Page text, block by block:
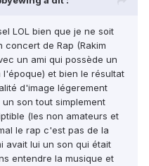
LOL bien que je ne soit
de Rap (Rakim
un ami qui possède un
l'époque) et bien le résultat
d'image légerement
son tout simplement
(les non amateurs et
le rap c'est pas de la
avait lui un son qui était
entendre la musique et